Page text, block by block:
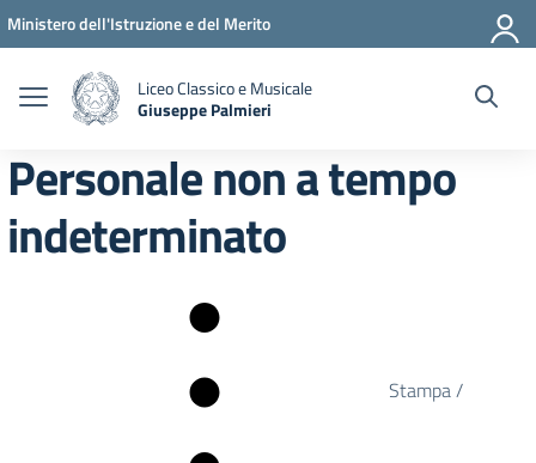
Vai ai contenuti
Vai al menu di navigazione
Vai al footer
Ministero dell'Istruzione e del Merito
Liceo Classico e Musicale
Giuseppe Palmieri
Personale non a tempo
indeterminato
Stampa /